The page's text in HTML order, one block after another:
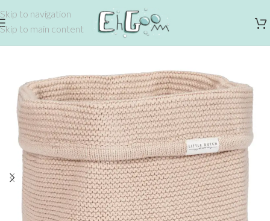
Skip to navigation
Skip to main content